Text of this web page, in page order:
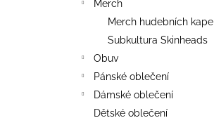
Merch
Merch hudebních kapel
Subkultura Skinheads
Obuv
Pánské oblečení
Dámské oblečení
Dětské oblečení